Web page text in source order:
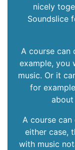
nicely
Soundslice
A course
example, you
music. Or it
for
A course
either case,
with music